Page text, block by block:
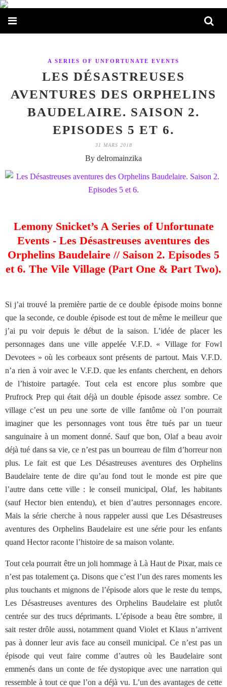
A SERIES OF UNFORTUNATE EVENTS
LES DÉSASTREUSES
AVENTURES DES ORPHELINS
BAUDELAIRE. SAISON 2.
EPISODES 5 ET 6.
31 MARS 2018
By delromainzika
Lemony Snicket’s A Series of Unfortunate
Events - Les Désastreuses aventures des
Orphelins Baudelaire // Saison 2. Episodes 5
et 6. The Vile Village (Part One & Part Two).
Si j’ai trouvé la première partie de ce double épisode moins bonne
que la seconde, ce double épisode est tout de même le meilleur que
j’ai pu voir depuis le début de la saison. L’idée de placer les
personnages dans une ville appelée V.F.D. « Village for Fowl
Devotees » où les corbeaux sont présents de partout. Mais V.F.D.
n’a rien à voir avec le V.F.D. que les enfants cherchent, en dehors
de l’histoire partagée. Tout cela est encore plus sombre que
Prufrock Prep qui était déjà un double épisode assez sombre. Ce
village c’est un peu une sorte de ville fantôme où l’on pourrait
imaginer que les personnages vont tous être tués par un tueur
sanguinaire à un moment donné. Sauf que bon, Olaf a beau avoir
déjà tué dans sa vie, ce n’est pas un bourreau de film d’horreur non
plus. Le fait est que Les Désastreuses aventures des Orphelins
Baudelaire tente de dire qu’au fond tout le monde est pire que
l’autre dans cette ville : le conseil municipal, Olaf, les habitants
(sauf Hector bien entendu), et bien d’autres personnages encore.
Mais la série cherche à nous rappeler aussi que Les Désastreuses
aventures des Orphelins Baudelaire est une série pour les enfants
quand Hector raconte l’histoire de sa maison volante.
Tout cela pourrait être un joli hommage à Là Haut de Pixar, mais ce
n’est pas totalement ça. Disons que c’est l’un des rares moments les
plus touchants et mignons de l’épisode alors que le reste du temps,
Les Désastreuses aventures des Orphelins Baudelaire est plutôt
centrée sur des trucs déprimants. L’épisode a beau être sombre, il
sait rester drôle aussi, notamment quand Violet et Klaus n’arrivent
pas à donner leur avis face au conseil municipal. Ce n’est pas un
épisode qui veut faire comme d’autres où les Baudelaire sont
emmenés dans un conte de fée dystopique avec une narration qui
ressemble à tout ce que l’on a déjà vu. L’un des avantages de cette